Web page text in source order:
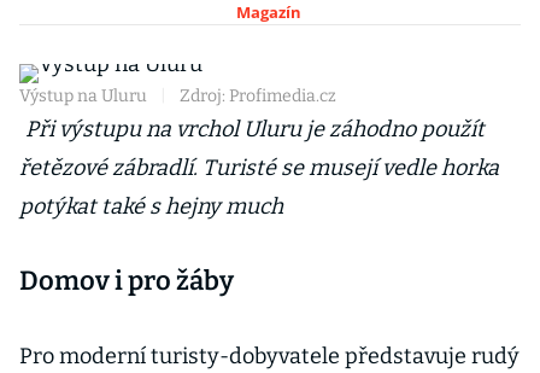
Magazín
Výstup na Uluru Zdroj: Profimedia.cz
Při výstupu na vrchol Uluru je záhodno použít
řetězové zábradlí. Turisté se musejí vedle horka
potýkat také s hejny much
Domov i pro žáby
Pro moderní turisty-dobyvatele představuje rudý